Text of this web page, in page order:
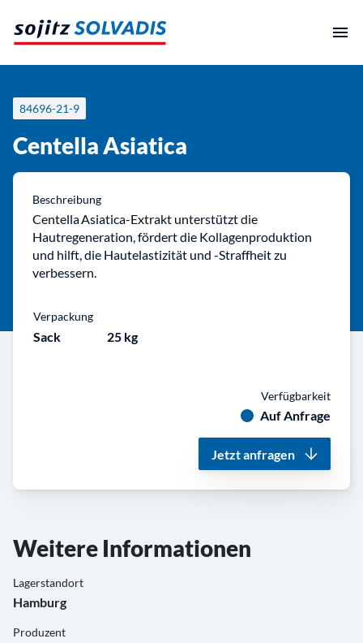
Inhalt
springen
84696-21-9
Centella Asiatica
Beschreibung
Centella Asiatica-Extrakt unterstützt die
Hautregeneration, fördert die Kollagenproduktion
und hilft, die Hautelastizität und -Straffheit zu
verbessern.
Verpackung
Sack 25 kg
Verfügbarkeit
Auf Anfrage
Jetzt anfragen
Weitere Informationen
Lagerstandort
Hamburg
Produzent